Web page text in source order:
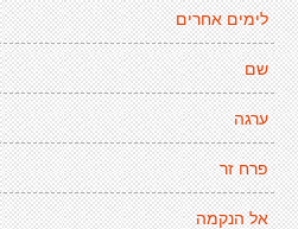
לימים אחרים
שם
ערגה
פרח זר
אל הנקמה